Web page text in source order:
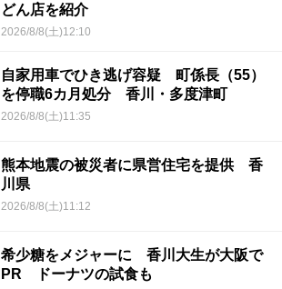
どん店を紹介
2026/8/8(土)12:10
自家用車でひき逃げ容疑 町係長（55）
を停職6カ月処分 香川・多度津町
2026/8/8(土)11:35
熊本地震の被災者に県営住宅を提供 香
川県
2026/8/8(土)11:12
希少糖をメジャーに 香川大生が大阪で
PR ドーナツの試食も